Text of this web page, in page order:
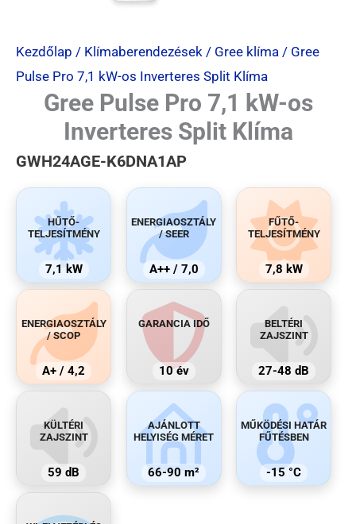
Kezdőlap / Klímaberendezések / Gree klíma / Gree
Pulse Pro 7,1 kW-os Inverteres Split Klíma
Gree Pulse Pro 7,1 kW-os
Inverteres Split Klíma
GWH24AGE-K6DNA1AP
HŰTŐ-
TELJESÍTMÉNY
7,1 kW
ENERGIAOSZTÁLY
/ SEER
A++ / 7,0
FŰTŐ-
TELJESÍTMÉNY
7,8 kW
ENERGIAOSZTÁLY
/ SCOP
A+ / 4,2
GARANCIA IDŐ
10 év
BELTÉRI
ZAJSZINT
27-48 dB
KÜLTÉRI
ZAJSZINT
59 dB
AJÁNLOTT
HELYISÉG MÉRET
66-90 m²
MŰKÖDÉSI HATÁR
FŰTÉSBEN
-15 °C